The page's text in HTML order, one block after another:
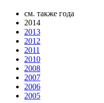
см. также года
2014
2013
2012
2011
2010
2008
2007
2006
2005